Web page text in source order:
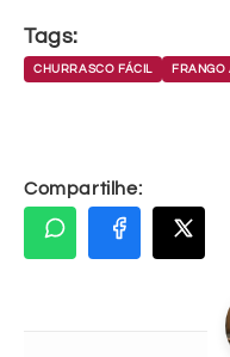
Tags:
CHURRASCO FÁCIL FRANGO
Compartilhe: